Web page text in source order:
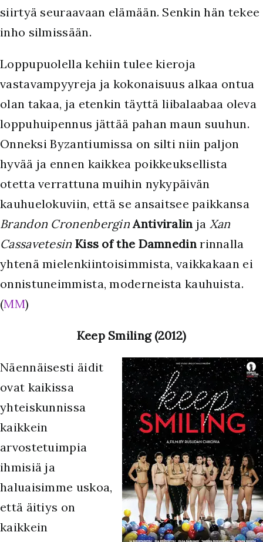
siirtyä seuraavaan elämään. Senkin hän tekee
inho silmissään.
Loppupuolella kehiin tulee kieroja
vastavampyyreja ja kokonaisuus alkaa ontua
olan takaa, ja etenkin täyttä liibalaabaa oleva
loppuhuipennus jättää pahan maun suuhun.
Onneksi Byzantiumissa on silti niin paljon
hyvää ja ennen kaikkea poikkeuksellista
otetta verrattuna muihin nykypäivän
kauhuelokuviin, että se ansaitsee paikkansa
Brandon Cronenbergin Antiviralin ja Xan
Cassavetesin Kiss of the Damnedinrinnalla
yhtenä mielenkiintoisimmista, vaikkakaan ei
onnistuneimmista, moderneista kauhuista.
(MM)
Keep Smiling (2012)
Näennäisesti äidit
ovat kaikissa
yhteiskunnissa
kaikkein
arvostetuimpia
ihmisiä ja
haluaisimme uskoa,
että äitiys on
kaikkein